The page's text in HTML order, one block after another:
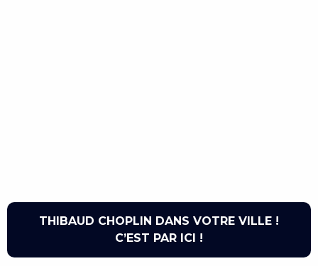
THIBAUD CHOPLIN DANS VOTRE VILLE !
C’EST PAR ICI !